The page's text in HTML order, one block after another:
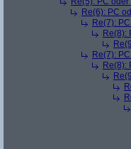
Re(6): PC
Re(7):
Re(8):
Re(7):
Re(8):